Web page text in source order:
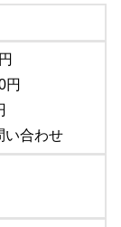
円
い合わせ